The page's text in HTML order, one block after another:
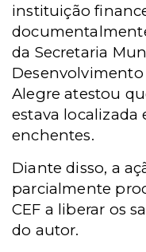
instituição
da Secretaria
Alegre atestou
estava localizada
enchentes.
Diante disso, a
parcialmente
CEF a liberar os
do autor.